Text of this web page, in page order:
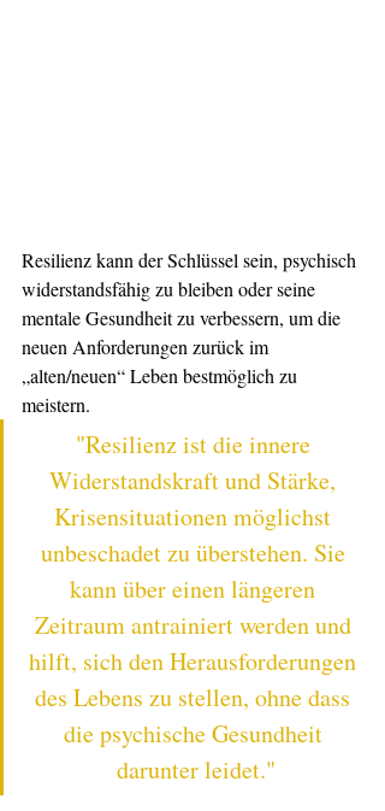
Resilienz kann der Schlüssel sein, psychisch
widerstandsfähig zu bleiben oder seine
mentale Gesundheit zu verbessern, um die
neuen Anforderungen zurück im
„alten/neuen“ Leben bestmöglich zu
meistern.
"Resilienz ist die innere
Widerstandskraft und Stärke,
Krisensituationen möglichst
unbeschadet zu überstehen. Sie
kann über einen längeren
Zeitraum antrainiert werden und
hilft, sich den Herausforderungen
des Lebens zu stellen, ohne dass
die psychische Gesundheit
darunter leidet."